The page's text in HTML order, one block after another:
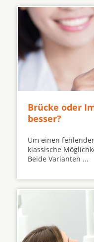
Brücke oder
besser?
Um einen
klassische
Beide Varianten ...